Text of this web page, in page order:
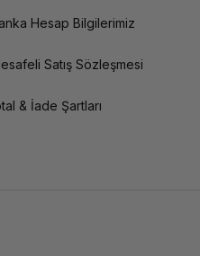
Hesap Bilgilerimiz
Satış Sözleşmesi
& İade Şartları